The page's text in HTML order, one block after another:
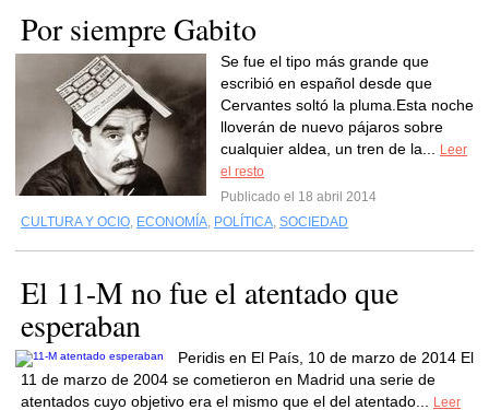
Por siempre Gabito
Se fue el tipo más grande que
escribió en español desde que
Cervantes soltó la pluma.Esta noche
lloverán de nuevo pájaros sobre
cualquier aldea, un tren de la...
Leer
el resto
Publicado el 18 abril 2014
CULTURA Y OCIO, ECONOMÍA, POLÍTICA, SOCIEDAD
El 11-M no fue el atentado que
esperaban
Peridis en El País, 10 de marzo de 2014 El
11 de marzo de 2004 se cometieron en Madrid una serie de
atentados cuyo objetivo era el mismo que el del atentado...
Leer